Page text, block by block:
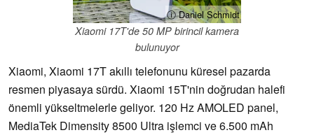
ⓘ Daniel Schmidt
Xiaomi 17T'de 50 MP birincil kamera
bulunuyor
Xiaomi, Xiaomi 17T akıllı telefonunu küresel pazarda
resmen piyasaya sürdü. Xiaomi 15T'nin doğrudan halefi
önemli yükseltmelerle geliyor. 120 Hz AMOLED panel,
MediaTek Dimensity 8500 Ultra işlemci ve 6.500 mAh